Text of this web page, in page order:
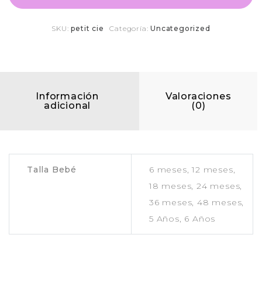
SKU:petit cie Categoría:Uncategorized
Información
adicional
Valoraciones
(0)
Talla Bebé
6 meses, 12 meses,
18 meses, 24 meses,
36 meses, 48 meses,
5 Años, 6 Años